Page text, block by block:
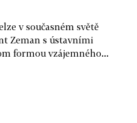
v současném světě
Zeman s ústavními
formou vzájemného...